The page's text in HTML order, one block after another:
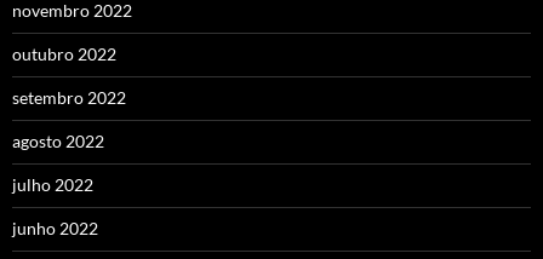
novembro 2022
outubro 2022
setembro 2022
agosto 2022
julho 2022
junho 2022